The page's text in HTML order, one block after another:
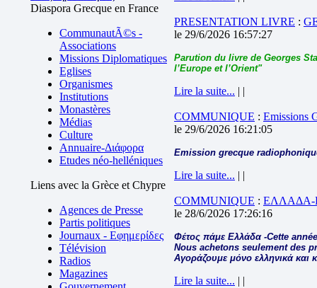
Diaspora Grecque en France
CommunautÃ©s -
Associations
Missions Diplomatiques
Eglises
Organismes
Institutions
Monastères
Médias
Culture
Annuaire-Διάφορα
Etudes néo-helléniques
Liens avec la Grèce et Chypre
Agences de Presse
Partis politiques
Journaux - Εφημερίδες
Télévision
Radios
Magazines
PRESENTATION LIVRE :
le 29/6/2026 16:57:27
Parution du livre de Georges
l’Europe et l’Orient"
Lire la suite... | |
COMMUNIQUE : Emissions
le 29/6/2026 16:21:05
Emission grecque
Lire la suite... | |
COMMUNIQUE :
le 28/6/2026 17:26:16
Φέτος πάμε Ελλάδα -Cette
Nous achetons seulement des
Αγοράζουμε μόνο ελληνικά και
Lire la suite... | |